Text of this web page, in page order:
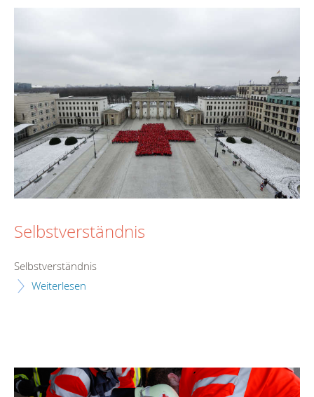
Selbstverständnis
Selbstverständnis
Weiterlesen